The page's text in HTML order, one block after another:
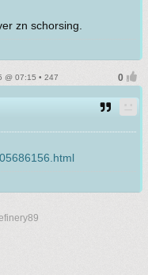
zn schorsing.
@ 07:15 • 247